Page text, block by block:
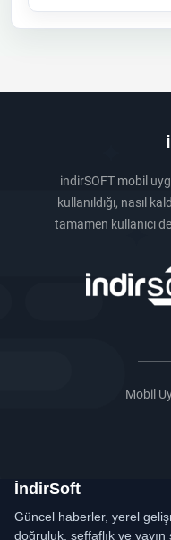
indirSOFT mobil
kullanıldığı, nasıl
tamamen kullanıcı
Mobil
İndirSoft
Güncel haberler, yerel
doğruluk, şeffaflık ve yayın